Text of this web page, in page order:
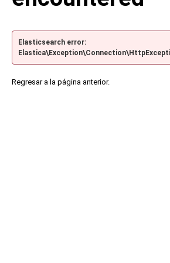
Elasticsearch error:
Regresar a la página anterior.